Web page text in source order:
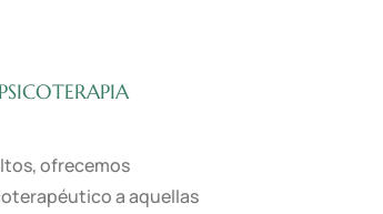
ofrecemos
a aquellas